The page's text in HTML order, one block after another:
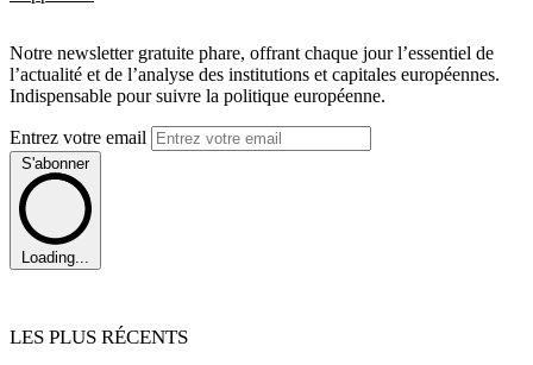
Notre newsletter gratuite phare, offrant chaque jour l’essentiel de
l’actualité et de l’analyse des institutions et capitales européennes.
Indispensable pour suivre la politique européenne.
Entrez votre email
S'abonner
Loading...
LES PLUS RÉCENTS